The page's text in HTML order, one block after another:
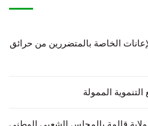
الخاصة بالمتضررين من حرائق
الممولة